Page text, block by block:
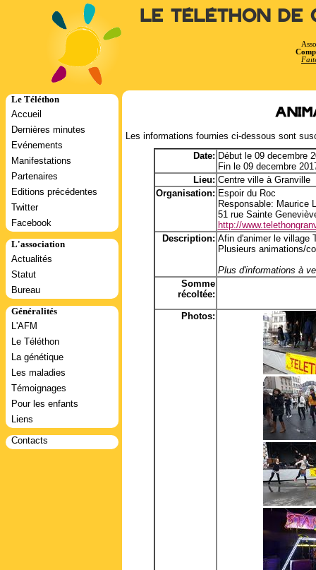
Le Téléthon de
Le Téléthon
Accueil
Dernières minutes
Evénements
Manifestations
Partenaires
Editions précédentes
Twitter
Facebook
L'association
Actualités
Statut
Bureau
Généralités
L'AFM
Le Téléthon
La génétique
Les maladies
Témoignages
Pour les enfants
Liens
Contacts
Les informations fournies ci-dessous sont
Date: Début le 09 decembre
Fin le 09 decembre
Lieu: Centre ville à Granville
Organisation: Espoir du Roc
Responsable: Maurice
51 rue Sainte
http://
Description: Afin d'animer le village
Plusieurs animations/
Plus d'informations à
Somme
récoltée:
Photos: